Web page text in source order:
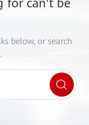
for can't be
below, or search